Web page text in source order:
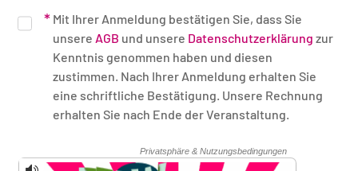
Mit Ihrer Anmeldung bestätigen Sie, dass Sie
unsere AGB und unsere Datenschutzerklärung zur
Kenntnis genommen haben und diesen
zustimmen. Nach Ihrer Anmeldung erhalten Sie
eine schriftliche Bestätigung. Unsere Rechnung
erhalten Sie nach Ende der Veranstaltung.
Sicherheitsüberprüfung